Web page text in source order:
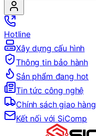
Hotline
Xây dựng cấu hình
Thông tin bảo hành
Sản phẩm đang hot
Tin tức công nghệ
Chính sách giao hàng
Kết nối với SiComp